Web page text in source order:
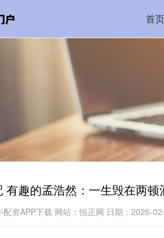
首页
有趣的孟浩然：一生毁在两
配资APP下载 网站：恒正网 日期：2026-